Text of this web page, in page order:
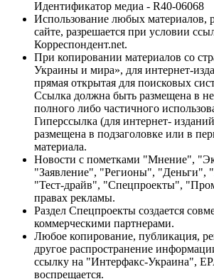
Идентификатор медиа - R40-06068
Использование любых материалов,
сайте, разрешается при условии
Корреспондент.net.
При копировании материалов со
Украины и мира», для интернет-
прямая открытая для поисковых
Ссылка должна быть размещена в
полного либо частичного
Гиперссылка (для интернет-
размещена в подзаголовке или в
материала.
Новости с пометками "Мнение",
"Заявление", "Регионы", "Деньги",
"Тест-драйв", "Спецпроекты",
правах рекламы.
Раздел Спецпроекты создается
коммерческими партнерами.
Любое копирование, публикация,
другое распространение
ссылку на "Интерфакс-Украина",
воспрещается.